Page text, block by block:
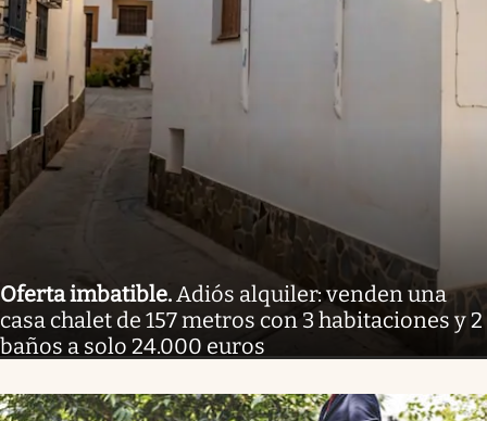
Oferta imbatible.Adiós alquiler: venden una
casa chalet de 157 metros con 3 habitaciones y 2
baños a solo 24.000 euros